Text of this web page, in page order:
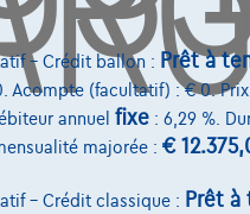
– Crédit ballon : Prêt à
Acompte (facultatif) : € 0.
annuel fixe : 6,29 %.
majorée : €
– Crédit classique : Prêt